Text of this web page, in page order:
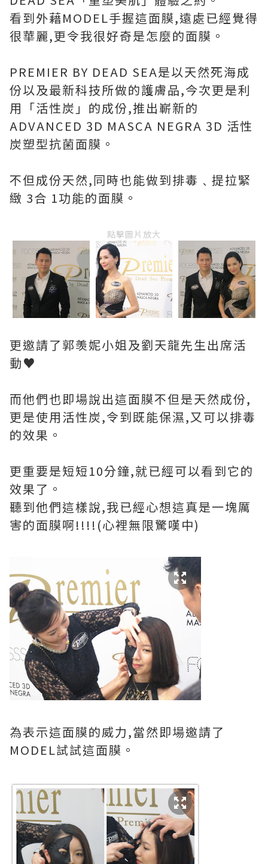
看到外藉MODEL手握這面膜,遠處已經覺得
很華麗,更令我很好奇是怎麼的面膜。
PREMIER BY DEAD SEA是以天然死海成
份以及最新科技所做的護膚品,今次更是利
用「活性炭」的成份,推出嶄新的
ADVANCED 3D MASCA NEGRA 3D 活性
炭塑型抗菌面膜。
不但成份天然,同時也能做到排毒﹑提拉緊
緻 3合 1功能的面膜。
點擊圖片放大
更邀請了郭羡妮小姐及劉天龍先生出席活
動♥
而他們也即場說出這面膜不但是天然成份,
更是使用活性炭,令到既能保濕,又可以排毒
的效果。
更重要是短短10分鐘,就已經可以看到它的
效果了。
聽到他們這樣說,我已經心想這真是一塊厲
害的面膜啊!!!!(心裡無限驚嘆中)
為表示這面膜的威力,當然即場邀請了
MODEL試試這面膜。